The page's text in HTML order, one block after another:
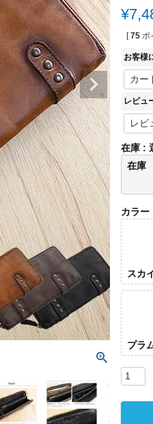
¥
[ 75 ポ
お客様
レビュ
在庫
在庫
カラー
スカ
プラ